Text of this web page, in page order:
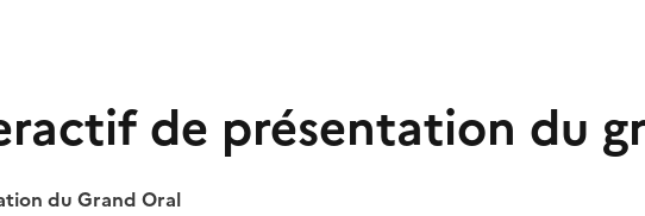
de présentation du
du Grand Oral